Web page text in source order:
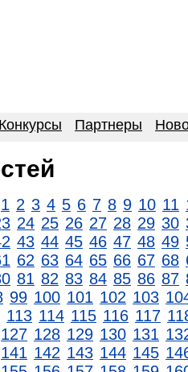
Конкурсы Партнеры
1 2 3 4 5 6 7 8 9 10 11
24 25 26 27 28 29 30
43 44 45 46 47 48 49
62 63 64 65 66 67 68
81 82 83 84 85 86 87
99 100 101 102 103
113 114 115 116 117
127 128 129 130 131
141 142 143 144 145